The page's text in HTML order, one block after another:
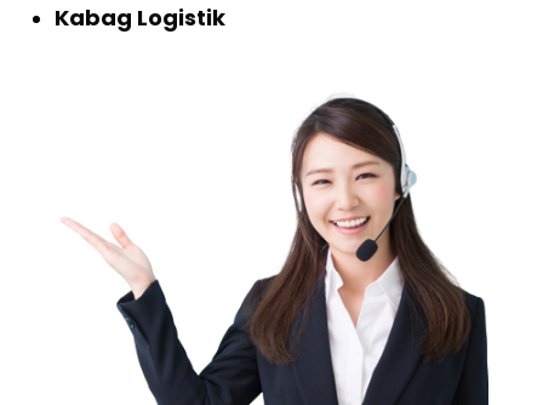
Kabag Logistik